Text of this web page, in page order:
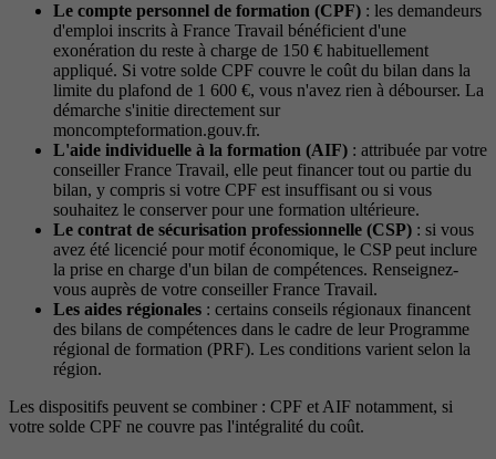
Le compte personnel de formation (CPF) : les demandeurs
d'emploi inscrits à France Travail bénéficient d'une
exonération du reste à charge de 150 € habituellement
appliqué. Si votre solde CPF couvre le coût du bilan dans la
limite du plafond de 1 600 €, vous n'avez rien à débourser. La
démarche s'initie directement sur
moncompteformation.gouv.fr.
L'aide individuelle à la formation (AIF) : attribuée par votre
conseiller France Travail, elle peut financer tout ou partie du
bilan, y compris si votre CPF est insuffisant ou si vous
souhaitez le conserver pour une formation ultérieure.
Le contrat de sécurisation professionnelle (CSP) : si vous
avez été licencié pour motif économique, le CSP peut inclure
la prise en charge d'un bilan de compétences. Renseignez-
vous auprès de votre conseiller France Travail.
Les aides régionales : certains conseils régionaux financent
des bilans de compétences dans le cadre de leur Programme
régional de formation (PRF). Les conditions varient selon la
région.
Les dispositifs peuvent se combiner : CPF et AIF notamment, si
votre solde CPF ne couvre pas l'intégralité du coût.